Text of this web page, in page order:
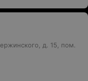
д. 15, пом.